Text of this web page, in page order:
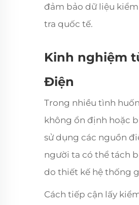
đảm bảo dữ liệu
tra quốc tế.
Kinh nghiệm
Điện
Trong nhiều tình
không ổn định hoặc
sử dụng các nguồn
người ta có thể tách
do thiết kế hệ thống
Cách tiếp cận lấy